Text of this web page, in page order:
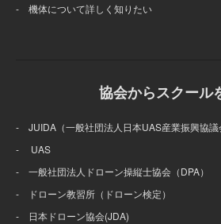
- 機体について詳しく知りたい
協会からスクール
- JUIDA（一般社団法人日本UAS産業振興協議
- UAS
- 一般社団法人ドローン操縦士協会（DPA）
- ドローン教習所（ドローン検定）
- 日本ドローン協会(JDA)